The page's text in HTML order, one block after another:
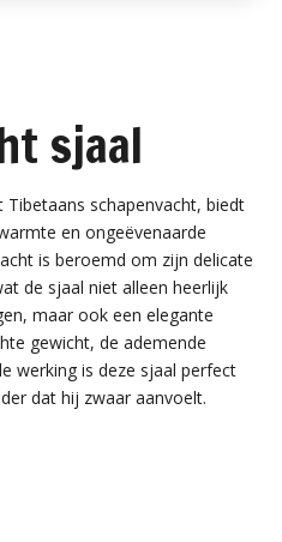
sjaal
Tibetaans schapenvacht, biedt
en ongeëvenaarde
is beroemd om zijn delicate
de sjaal niet alleen heerlijk
maar ook een elegante
gewicht, de ademende
werking is deze sjaal perfect
dat hij zwaar aanvoelt.